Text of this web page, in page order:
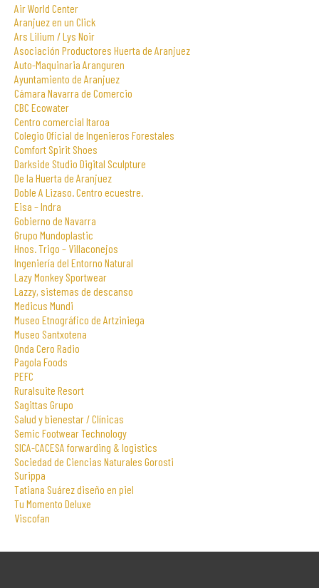
Air World Center
Aranjuez en un Click
Ars Lilium / Lys Noir
Asociación Productores Huerta de Aranjuez
Auto-Maquinaria Aranguren
Ayuntamiento de Aranjuez
Cámara Navarra de Comercio
CBC Ecowater
Centro comercial Itaroa
Colegio Oficial de Ingenieros Forestales
Comfort Spirit Shoes
Darkside Studio Digital Sculpture
De la Huerta de Aranjuez
Doble A Lizaso. Centro ecuestre.
Eisa – Indra
Gobierno de Navarra
Grupo Mundoplastic
Hnos. Trigo – Villaconejos
Ingeniería del Entorno Natural
Lazy Monkey Sportwear
Lazzy, sistemas de descanso
Medicus Mundi
Museo Etnográfico de Artziniega
Museo Santxotena
Onda Cero Radio
Pagola Foods
PEFC
Ruralsuite Resort
Sagittas Grupo
Salud y bienestar / Clínicas
Semic Footwear Technology
SICA-CACESA forwarding & logistics
Sociedad de Ciencias Naturales Gorosti
Surippa
Tatiana Suárez diseño en piel
Tu Momento Deluxe
Viscofan